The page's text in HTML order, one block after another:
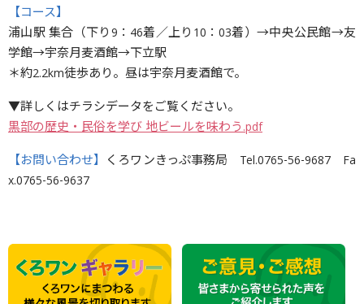
【コース】
浦山駅 集合（下り9：46着／上り10：03着）→中央公民館→友
学館→宇奈月麦酒館→下立駅
＊約2.2km徒歩あり。昼は宇奈月麦酒館で。
▼詳しくはチラシデータをご覧ください。
黒部の歴史・民俗を学び 地ビールを味わう.pdf
【お問い合わせ】 くろワンきっぷ事務局 Tel.0765-56-9687 Fa
x.0765-56-9637